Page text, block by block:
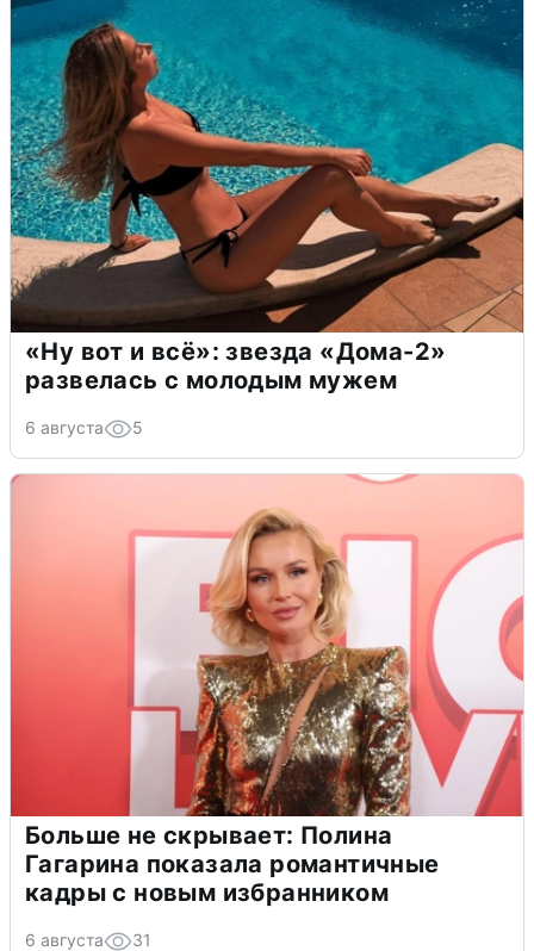
«Ну вот и всё»: звезда «Дома-2»
развелась с молодым мужем
6 августа 5
Больше не скрывает: Полина
Гагарина показала романтичные
кадры с новым избранником
6 августа 31